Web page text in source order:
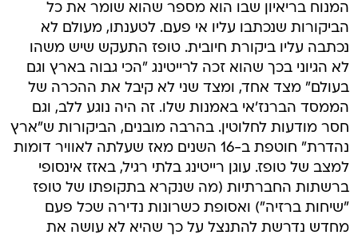
המנוח בריאיון שבו הוא מספר שהוא שומר את כל
הביקורות שנכתבו עליו אי פעם. לטענתו, מעולם לא
נכתבה עליו ביקורת חיובית. טופז התעקש שיש משהו
לא הגיוני בכך שהוא זכה לרייטינג "הכי גבוה בארץ וגם
בעולם" מצד אחד, ומצד שני לא קיבל את ההכרה של
הממסד הברנז'אי באמנות שלו. זה היה נוגע ללב, וגם
חסר מודעות לחלוטין. בהרבה מובנים, הביקורות ש"ארץ
נהדרת" חוטפת ב-16 השנים מאז שעלתה לאוויר דומות
למצב של טופז. עוגן רייטינג בלתי רגיל, באזז אינסופי
ברשתות החברתיות (מה שנקרא בתקופתו של טופז
"שיחות ברזיה") ואסופת כשרונות נדירה שכל פעם
מחדש נדרשת להתנצל על כך שהיא לא עושה את